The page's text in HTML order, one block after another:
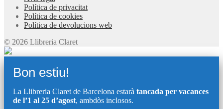
Política de privacitat
Política de cookies
Política de devolucions web
© 2026 Llibreria Claret
Bon estiu!
La Llibreria Claret de Barcelona estarà tancada per vacances
de l’1 al 25 d’agost, ambdòs inclosos.